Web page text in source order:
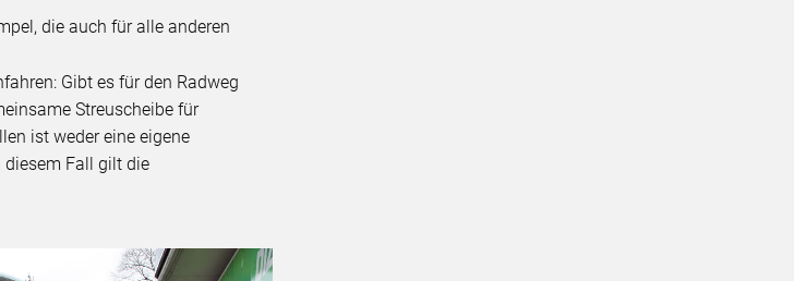
die auch für alle anderen
Gibt es für den Radweg
Streuscheibe für
ist weder eine eigene
diesem Fall gilt die